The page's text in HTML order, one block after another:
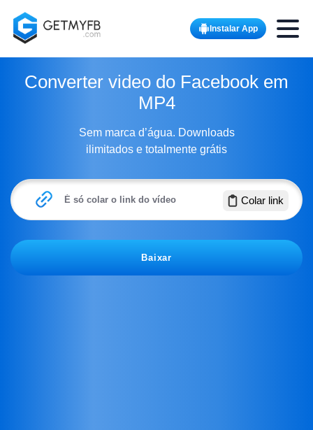
Toggle
Instalar App
Converter video do Facebook em
MP4
Sem marca d’água. Downloads
ilimitados e totalmente grátis
É só colar o link do vídeo
Colar link
Baixar